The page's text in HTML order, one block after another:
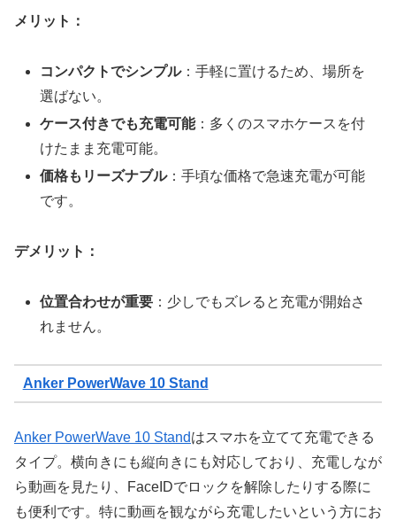
メリット：
コンパクトでシンプル：手軽に置けるため、場所を
選ばない。
ケース付きでも充電可能：多くのスマホケースを付
けたまま充電可能。
価格もリーズナブル：手頃な価格で急速充電が可能
です。
デメリット：
位置合わせが重要 ：少しでもズレると充電が開始さ
れません。
Anker PowerWave 10 Stand
Anker PowerWave 10 Standはスマホを立てて充電できる
タイプ。横向きにも縦向きにも対応しており、充電しなが
ら動画を見たり、FaceIDでロックを解除したりする際に
も便利です。特に動画を観ながら充電したいという方にお